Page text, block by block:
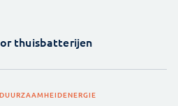
thuisbatterijen
DUURZAAMHEIDENERGIE